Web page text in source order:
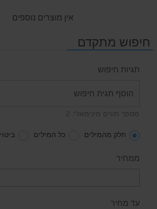
אין מוצרים נוספים
חיפוש מתקדם
תגיות חיפוש
מספר תווים מינימאלי: 2
חלק מהמילים כל המילים ביטוי
ממחיר
עד מחיר